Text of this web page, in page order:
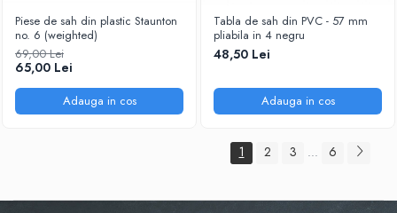
Piese de sah din plastic Staunton
no. 6 (weighted)
69,00 Lei
65,00 Lei
Adauga in cos
Tabla de sah din PVC - 57 mm
pliabila in 4 negru
48,50 Lei
Adauga in cos
1 2 3 ... 6